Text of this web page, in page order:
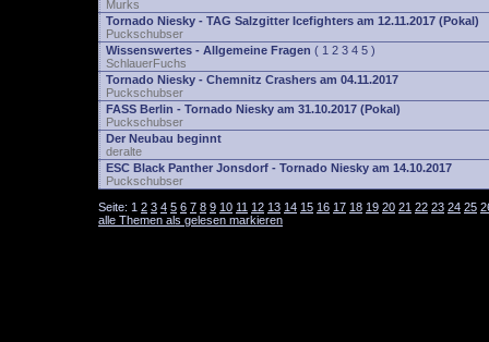
Murks
Tornado Niesky - TAG Salzgitter Icefighters am 12.11.2017 (Pokal)
Puckschubser
Wissenswertes - Allgemeine Fragen ( 1 2 3 4 5 )
SchlauerFuchs
Tornado Niesky - Chemnitz Crashers am 04.11.2017
Puckschubser
FASS Berlin - Tornado Niesky am 31.10.2017 (Pokal)
Puckschubser
Der Neubau beginnt
deralte
ESC Black Panther Jonsdorf - Tornado Niesky am 14.10.2017
Puckschubser
Seite: 1 2 3 4 5 6 7 8 9 10 11 12 13 14 15 16 17 18 19 20 21 22 23 24 25
alle Themen als gelesen markieren